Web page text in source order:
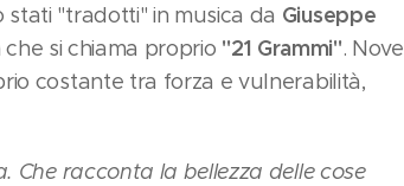
"tradotti" in musica da Giuseppe
si chiama proprio "21 Grammi". Nove
costante tra forza e vulnerabilità,
Che racconta la bellezza delle cose